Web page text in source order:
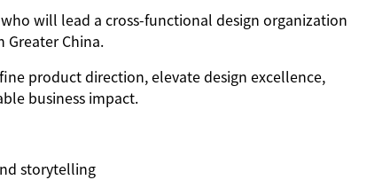
will lead a cross-functional design organization
China.
product direction, elevate design excellence,
business impact.
storytelling